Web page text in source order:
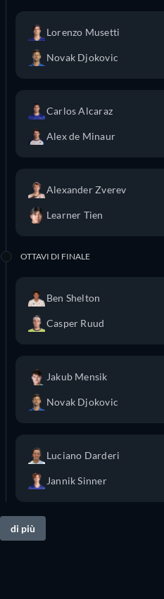
Lorenzo Musetti
Novak Djokovic
Carlos Alcaraz
Alex de Minaur
Alexander Zverev
Learner Tien
OTTAVI DI FINALE
Ben Shelton
Casper Ruud
Jakub Mensik
Novak Djokovic
Luciano Darderi
Jannik Sinner
di più